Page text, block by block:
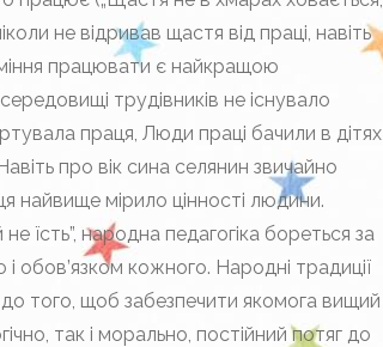
не відривав щастя від праці, навіть
працювати є найкращою
трудівників не існувало
праця, Люди праці бачили в дітях
про вік сина селянин звичайно
найвище мірило цінності людини.
їсть”, народна педагогіка бореться за
обов’язком кожного. Народні традиції
того, щоб забезпечити якомога вищий
так і морально, постійний потяг до